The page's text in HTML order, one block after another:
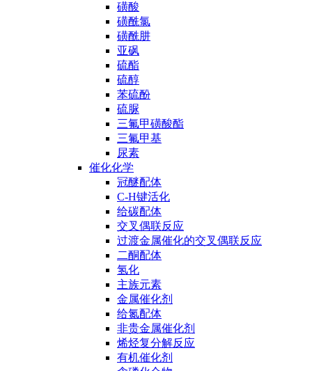
磺酸
磺酰氯
磺酰肼
亚砜
硫酯
硫醇
苯硫酚
硫脲
三氟甲磺酸酯
三氟甲基
尿素
催化化学
冠醚配体
C-H键活化
给碳配体
交叉偶联反应
过渡金属催化的交叉偶联反应
二酮配体
氢化
主族元素
金属催化剂
给氮配体
非贵金属催化剂
烯烃复分解反应
有机催化剂